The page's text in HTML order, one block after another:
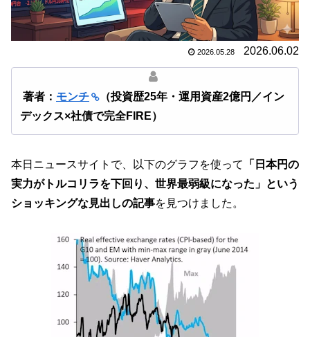
2026.05.28 2026.06.02
著者： モンチ
（投資歴25年・運用資産2億円／イン
デックス×社債で完全FIRE）
本日ニュースサイトで、以下のグラフを使って
「日本円の
実力がトルコリラを下回り、世界最弱級になった」という
ショッキングな見出しの記事を見つけました。